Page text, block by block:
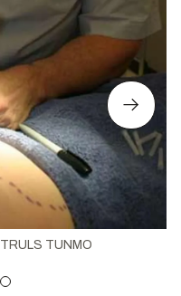
TRULS TUNMO